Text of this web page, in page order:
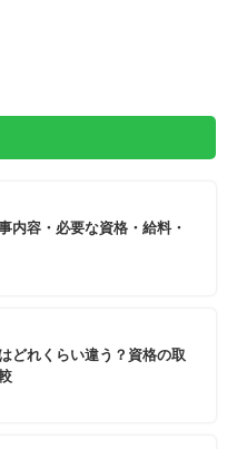
内容・必要な資格・給料・
どれくらい違う？資格の取